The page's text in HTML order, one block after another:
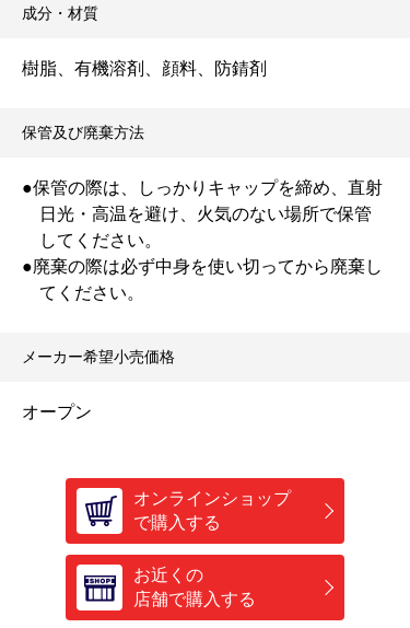
成分・材質
樹脂、有機溶剤、顔料、防錆剤
保管及び廃棄方法
●保管の際は、しっかりキャップを締め、直射
日光・高温を避け、火気のない場所で保管
してください。
●廃棄の際は必ず中身を使い切ってから廃棄し
てください。
メーカー希望小売価格
オープン
オンラインショップ
で購入する
お近くの
店舗で購入する